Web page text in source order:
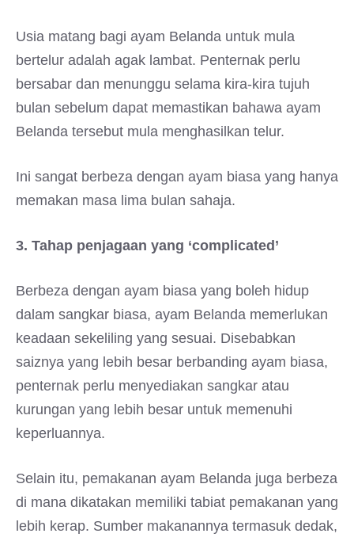
Usia matang bagi ayam Belanda untuk mula
bertelur adalah agak lambat. Penternak perlu
bersabar dan menunggu selama kira-kira tujuh
bulan sebelum dapat memastikan bahawa ayam
Belanda tersebut mula menghasilkan telur.
Ini sangat berbeza dengan ayam biasa yang hanya
memakan masa lima bulan sahaja.
3. Tahap penjagaan yang ‘complicated’
Berbeza dengan ayam biasa yang boleh hidup
dalam sangkar biasa, ayam Belanda memerlukan
keadaan sekeliling yang sesuai. Disebabkan
saiznya yang lebih besar berbanding ayam biasa,
penternak perlu menyediakan sangkar atau
kurungan yang lebih besar untuk memenuhi
keperluannya.
Selain itu, pemakanan ayam Belanda juga berbeza
di mana dikatakan memiliki tabiat pemakanan yang
lebih kerap. Sumber makanannya termasuk dedak,